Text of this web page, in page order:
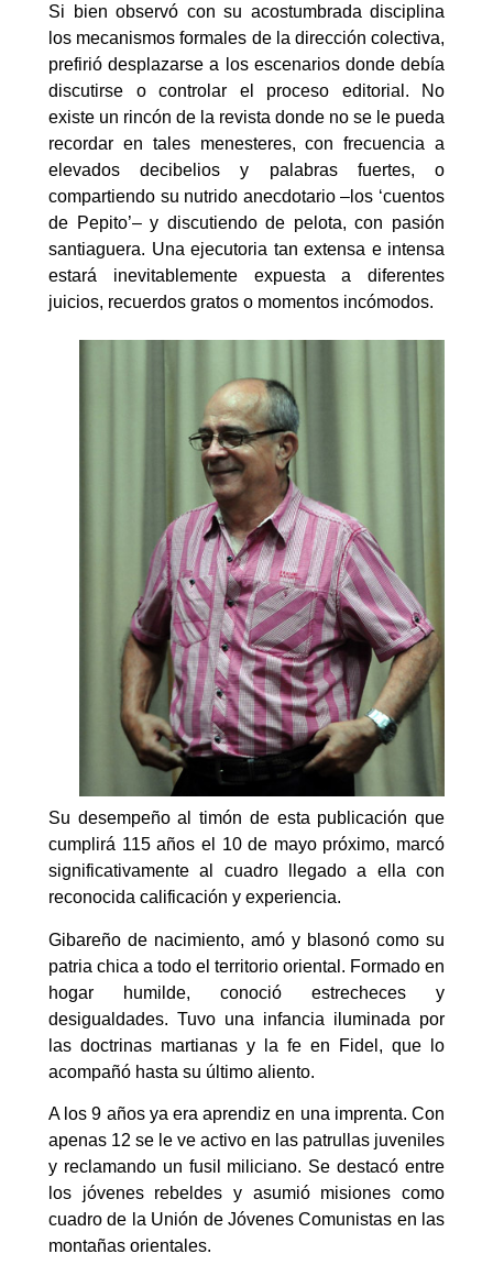
Si bien observó con su acostumbrada disciplina
los mecanismos formales de la dirección colectiva,
prefirió desplazarse a los escenarios donde debía
discutirse o controlar el proceso editorial. No
existe un rincón de la revista donde no se le pueda
recordar en tales menesteres, con frecuencia a
elevados decibelios y palabras fuertes, o
compartiendo su nutrido anecdotario –los ‘cuentos
de Pepito’– y discutiendo de pelota, con pasión
santiaguera. Una ejecutoria tan extensa e intensa
estará inevitablemente expuesta a diferentes
juicios, recuerdos gratos o momentos incómodos.
Su desempeño al timón de esta publicación que
cumplirá 115 años el 10 de mayo próximo, marcó
significativamente al cuadro llegado a ella con
reconocida calificación y experiencia.
Gibareño de nacimiento, amó y blasonó como su
patria chica a todo el territorio oriental. Formado en
hogar humilde, conoció estrecheces y
desigualdades. Tuvo una infancia iluminada por
las doctrinas martianas y la fe en Fidel, que lo
acompañó hasta su último aliento.
A los 9 años ya era aprendiz en una imprenta. Con
apenas 12 se le ve activo en las patrullas juveniles
y reclamando un fusil miliciano. Se destacó entre
los jóvenes rebeldes y asumió misiones como
cuadro de la Unión de Jóvenes Comunistas en las
montañas orientales.